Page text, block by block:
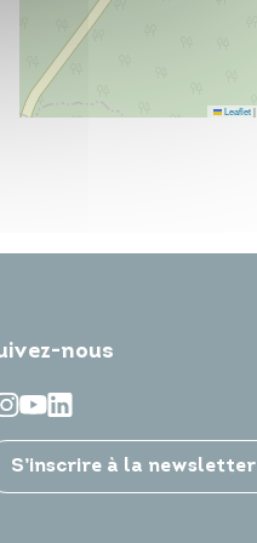
Leaflet|
nous
S’inscrire à la newsletter